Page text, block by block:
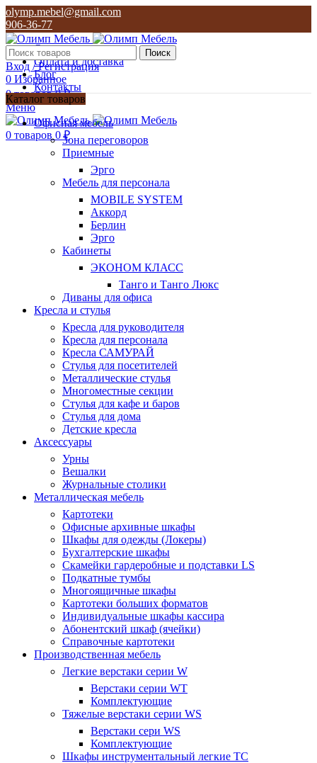
olymp.mebel@gmail.com
906-36-77
О нас
Оплата и доставка
Блог
Контакты
906-36-77
Поиск
Вход / Регистрация
0 Избранное
0товаров 0₽
Меню
0 товаров 0₽
Каталог товаров
Офисная мебель
Зона переговоров
Приемные
Эрго
Мебель для персонала
MOBILE SYSTEM
Аккорд
Берлин
Эрго
Кабинеты
ЭКОНОМ КЛАСС
Танго и Танго Люкс
Диваны для офиса
Кресла и стулья
Кресла для руководителя
Кресла для персонала
Кресла САМУРАЙ
Стулья для посетителей
Металлические стулья
Многоместные секции
Стулья для кафе и баров
Стулья для дома
Детские кресла
Аксессуары
Урны
Вешалки
Журнальные столики
Металлическая мебель
Картотеки
Офисные архивные шкафы
Шкафы для одежды (Локеры)
Бухгалтерские шкафы
Скамейки гардеробные и подставки LS
Подкатные тумбы
Многоящичные шкафы
Картотеки больших форматов
Индивидуальные шкафы кассира
Абонентский шкаф (ячейки)
Справочные картотеки
Производственная мебель
Легкие верстаки серии W
Верстаки серии WT
Комплектующие
Тяжелые верстаки серии WS
Верстаки сери WS
Комплектующие
Шкафы инструментальный легкие ТС